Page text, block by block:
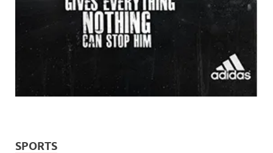
SPORTS